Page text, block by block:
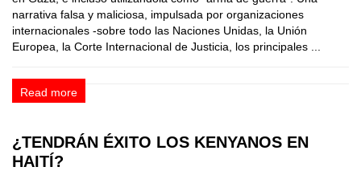
narrativa falsa y maliciosa, impulsada por organizaciones
internacionales -sobre todo las Naciones Unidas, la Unión
Europea, la Corte Internacional de Justicia, los principales ...
Read more
¿TENDRÁN ÉXITO LOS KENYANOS EN
HAITÍ?